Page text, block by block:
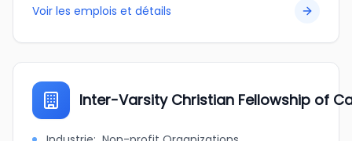
Voir les emplois et détails
Inter-Varsity Christian Fellowship of